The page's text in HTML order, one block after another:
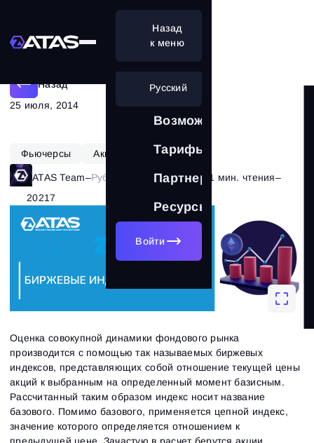
Возможности
Тарифы
Партнерам
Ресурсы
Русский
Войти
Назад
к меню
Индексы бирж. RTS
Назад
25 июля, 2014
Фьючерсы Акции
ATAS Team–Рубрика: Теория рынка 1 мин. чтения–
20217
Оценка совокупной динамики фондового рынка
производится с помощью так называемых биржевых
индексов, представляющих собой отношение текущей цены
акций к выбранным на определенный момент базисным.
Рассчитанный таким образом индекс носит название
базового. Помимо базового, применяется цепной индекс,
значение которого определяется отношением к